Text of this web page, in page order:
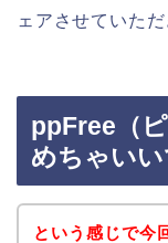
ェアさせていた
ppFree（
めちゃい
という感じで今